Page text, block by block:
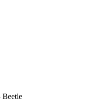
Beetle